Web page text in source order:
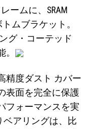
ームに、SRAM
ムブラケット。
グ・コーテッド
精度ダスト カバー
表面を完全に保護
フォーマンスを実
ベアリングは、比